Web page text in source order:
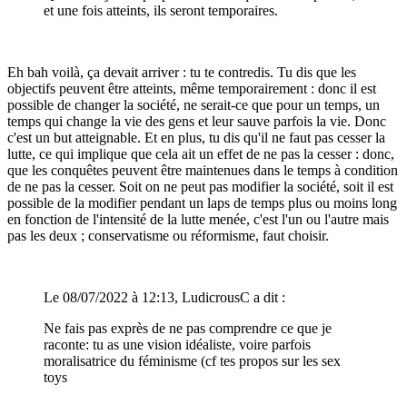
et une fois atteints, ils seront temporaires.
Eh bah voilà, ça devait arriver : tu te contredis. Tu dis que les
objectifs peuvent être atteints, même temporairement : donc il est
possible de changer la société, ne serait-ce que pour un temps, un
temps qui change la vie des gens et leur sauve parfois la vie. Donc
c'est un but atteignable. Et en plus, tu dis qu'il ne faut pas cesser la
lutte, ce qui implique que cela ait un effet de ne pas la cesser : donc,
que les conquêtes peuvent être maintenues dans le temps à condition
de ne pas la cesser. Soit on ne peut pas modifier la société, soit il est
possible de la modifier pendant un laps de temps plus ou moins long
en fonction de l'intensité de la lutte menée, c'est l'un ou l'autre mais
pas les deux ; conservatisme ou réformisme, faut choisir.
Le 08/07/2022 à 12:13, LudicrousC a dit :
Ne fais pas exprès de ne pas comprendre ce que je
raconte: tu as une vision idéaliste, voire parfois
moralisatrice du féminisme (cf tes propos sur les sex
toys